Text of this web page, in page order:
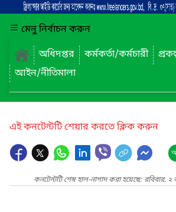
মেনু নির্বাচন করুন
অধিদপ্তর
কর্মকর্তা/কর্মচারী
আইন/নীতিমালা
এই কনটেন্টটি শেয়ার করতে ক্লিক করুন
কনটেন্টটি শেষ হাল-নাগাদ করা হয়েছে: